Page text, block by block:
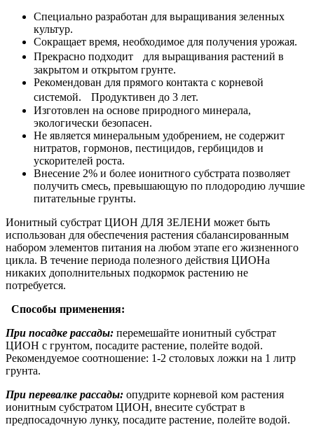
Специально разработан для выращивания зеленных
культур.
Сокращает время, необходимое для получения урожая.
Прекрасно подходит для выращивания растений в
закрытом и открытом грунте.
Рекомендован для прямого контакта с корневой
системой. Продуктивен до 3 лет.
Изготовлен на основе природного минерала,
экологически безопасен.
Не является минеральным удобрением, не содержит
нитратов, гормонов, пестицидов, гербицидов и
ускорителей роста.
Внесение 2% и более ионитного субстрата позволяет
получить смесь, превышающую по плодородию лучшие
питательные грунты.
Ионитный субстрат ЦИОН ДЛЯ ЗЕЛЕНИ может быть
использован для обеспечения растения сбалансированным
набором элементов питания на любом этапе его жизненного
цикла. В течение периода полезного действия ЦИОНа
никаких дополнительных подкормок растению не
потребуется.
Способы применения:
При посадке рассады: перемешайте ионитный субстрат
ЦИОН с грунтом, посадите растение, полейте водой.
Рекомендуемое соотношение: 1-2 столовых ложки на 1 литр
грунта.
При перевалке рассады: опудрите корневой ком растения
ионитным субстратом ЦИОН, внесите субстрат в
предпосадочную лунку, посадите растение, полейте водой.